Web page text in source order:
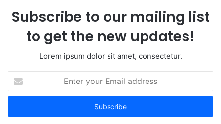
Subscribe to our mailing list
to get the new updates!
Lorem ipsum dolor sit amet, consectetur.
Enter
your
Email